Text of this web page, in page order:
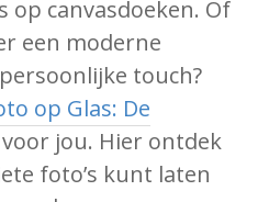
op canvasdoeken. Of
een moderne
touch?
op Glas: De
voor jou. Hier ontdek
foto’s kunt laten